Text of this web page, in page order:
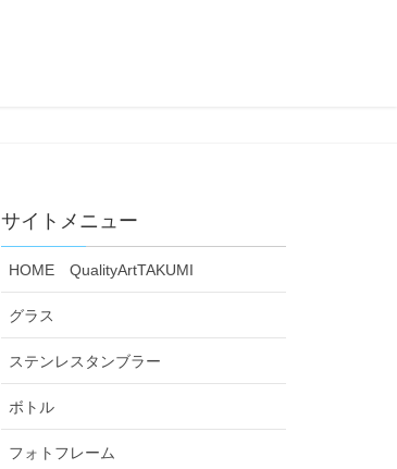
サイトメニュー
HOME QualityArtTAKUMI
グラス
ステンレスタンブラー
ボトル
フォトフレーム